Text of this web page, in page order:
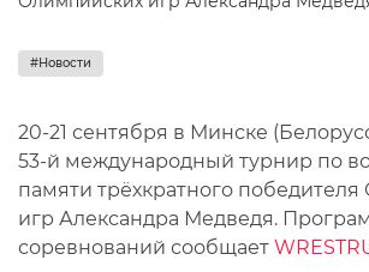
#Новости
20-21 сентября в Минске
53-й международный турнир по
памяти трёхкратного
игр Александра Медведя.
соревнований сообщает